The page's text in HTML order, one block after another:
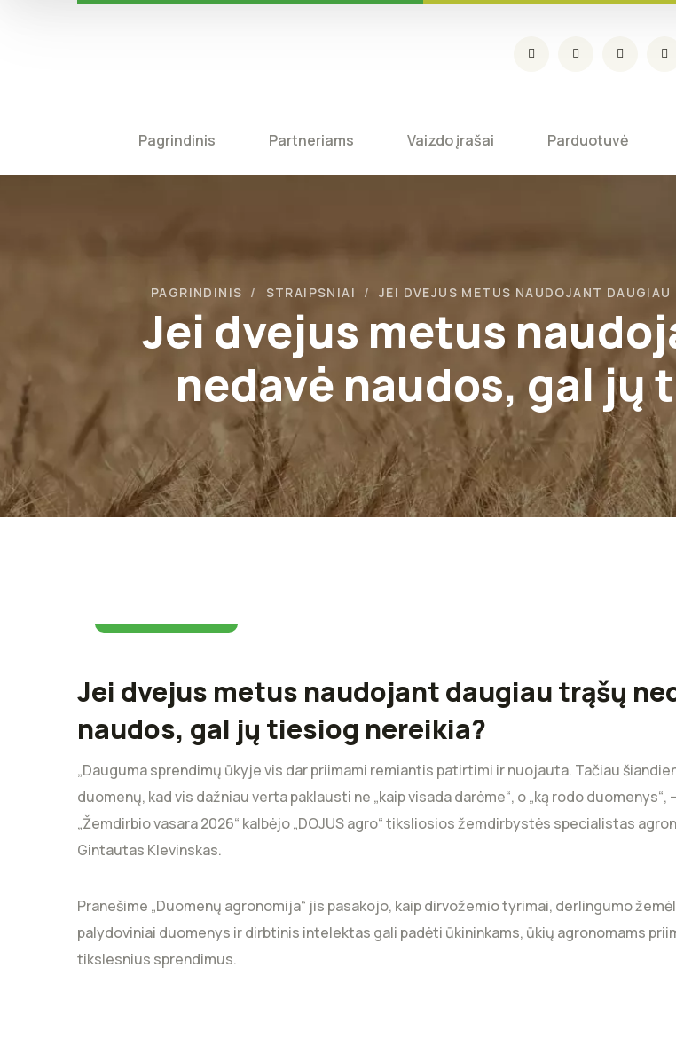
Pagrindinis Partneriams Vaizdo įrašai Parduotuvė
Jei dvejus metus
nedavė naudos, gal jų
PAGRINDINIS STRAIPSNIAI JEI DVEJUS METUS NAUDOJANT
Jei dvejus metus naudojant daugiau trąšų
naudos, gal jų tiesiog nereikia?
„Dauguma sprendimų ūkyje vis dar priimami remiantis patirtimi ir nuojauta. Tačiau
duomenų, kad vis dažniau verta paklausti ne „kaip visada darėme“, o „ką rodo duomenys“,
„Žemdirbio vasara 2026“ kalbėjo „DOJUS agro“ tiksliosios žemdirbystės specialistas
Gintautas Klevinskas.
Pranešime „Duomenų agronomija“ jis pasakojo, kaip dirvožemio tyrimai, derlingumo
palydoviniai duomenys ir dirbtinis intelektas gali padėti ūkininkams, ūkių agronomams
tikslesnius sprendimus.